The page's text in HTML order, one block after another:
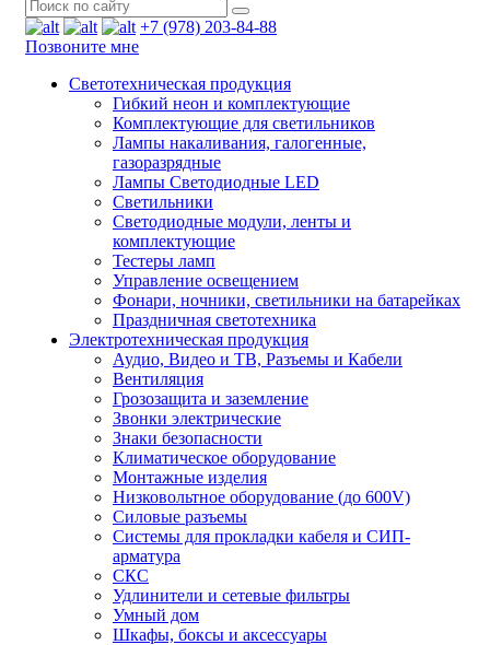
+7 (978) 203-84-88
Позвоните мне
Светотехническая продукция
Гибкий неон и комплектующие
Комплектующие для светильников
Лампы накаливания, галогенные,
газоразрядные
Лампы Светодиодные LED
Светильники
Светодиодные модули, ленты и
комплектующие
Тестеры ламп
Управление освещением
Фонари, ночники, светильники на батарейках
Праздничная светотехника
Электротехническая продукция
Аудио, Видео и ТВ, Разъемы и Кабели
Вентиляция
Грозозащита и заземление
Звонки электрические
Знаки безопасности
Климатическое оборудование
Монтажные изделия
Низковольтное оборудование (до 600V)
Силовые разъемы
Системы для прокладки кабеля и СИП-
арматура
СКС
Удлинители и сетевые фильтры
Умный дом
Шкафы, боксы и аксессуары